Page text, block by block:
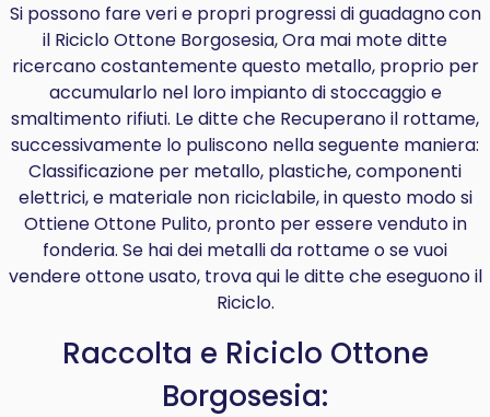
Si possono fare veri e propri progressi diguadagnocon
il Riciclo Ottone Borgosesia, Ora mai mote ditte
ricercano costantemente questo metallo, proprio per
accumularlo nel loro impianto di stoccaggio e
smaltimento rifiuti. Le ditte che Recuperano il rottame,
successivamente lo puliscono nella seguente maniera:
Classificazione per metallo, plastiche, componenti
elettrici, e materiale non riciclabile, in questo modo si
Ottiene Ottone Pulito, pronto per essere venduto in
fonderia. Se hai dei metalli da rottame o se vuoi
vendere ottone usato, trova qui le ditte che eseguono il
Riciclo.
Raccolta e Riciclo Ottone
Borgosesia: